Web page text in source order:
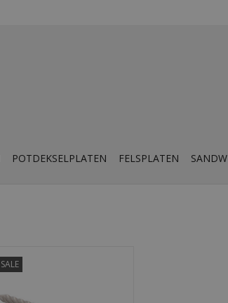
POTDEKSELPLATEN FELSPLATEN
SALEmm, per doos à 130 stuks